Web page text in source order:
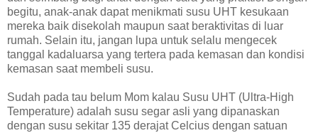
begitu, anak-anak dapat menikmati susu UHT kesukaan
mereka baik disekolah maupun saat beraktivitas di luar
rumah. Selain itu, jangan lupa untuk selalu mengecek
tanggal kadaluarsa yang tertera pada kemasan dan kondisi
kemasan saat membeli susu.
Sudah pada tau belum Mom kalau Susu UHT (Ultra-High
Temperature) adalah susu segar asli yang dipanaskan
dengan susu sekitar 135 derajat Celcius dengan satuan